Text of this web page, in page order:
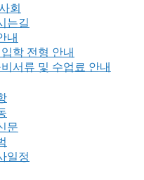
회
는길
내
학 전형 안내
서류 및 수업료 안내
문
일정